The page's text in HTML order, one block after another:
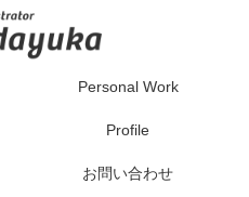
Personal Work
Profile
お問い合わせ